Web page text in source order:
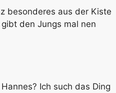
besonderes aus der Kiste
den Jungs mal nen
Ich such das Ding